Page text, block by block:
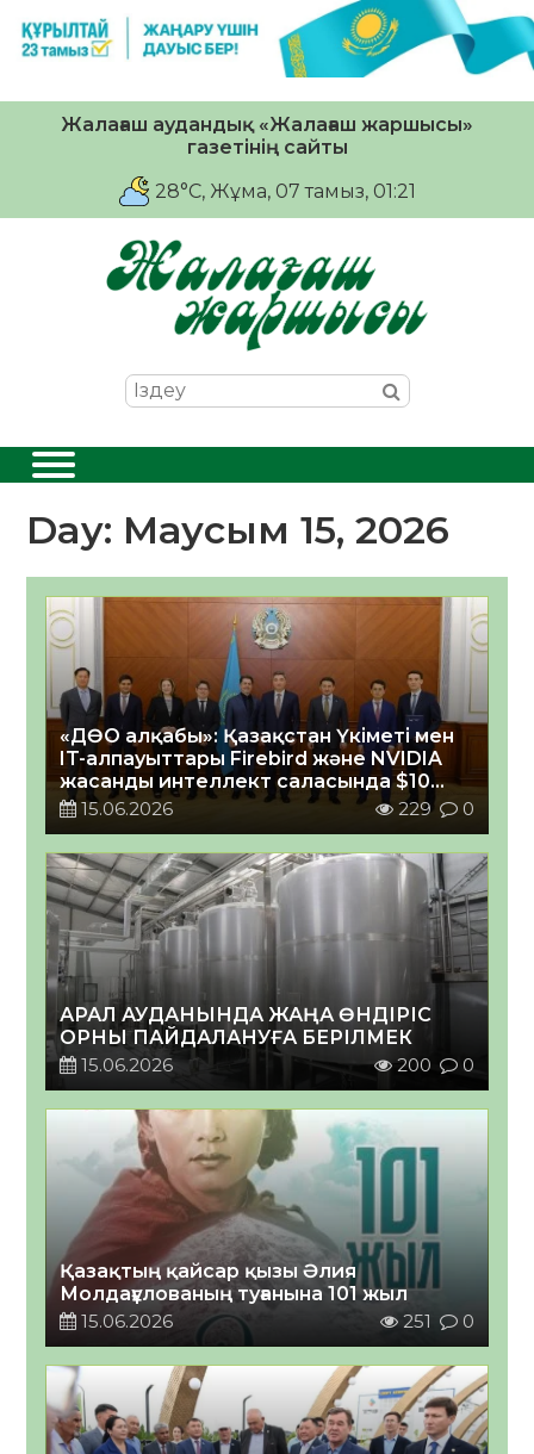
Жалағаш аудандық «Жалағаш жаршысы»
газетінің сайты
28°C, Жұма, 07 тамыз, 01:21
Day: Маусым 15, 2026
«ДӨО алқабы»: Қазақстан Үкіметі мен
IT-алпауыттары Firebird және NVIDIA
жасанды интеллект саласында $10
млрд-тық келісімдер пакетіне қол
15.06.2026 229 0
АРАЛ АУДАНЫНДА ЖАҢА ӨНДІРІС
ОРНЫ ПАЙДАЛАНУҒА БЕРІЛМЕК
15.06.2026
200 0
Қазақтың қайсар қызы Әлия
Молдағұлованың туғанына 101 жыл
15.06.2026
251 0